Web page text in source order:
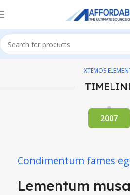
XTEMOS
2007
Condimentum fames
Lementum